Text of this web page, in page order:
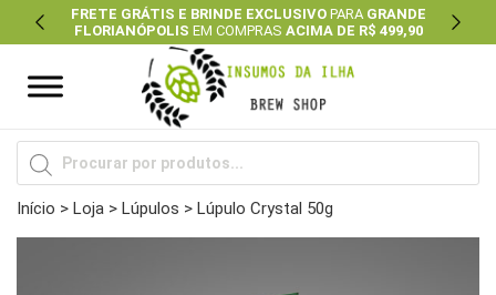
FRETE GRÁTIS E BRINDE EXCLUSIVOPARA GRANDE
FLORIANÓPOLIS EM COMPRAS ACIMA DE R$ 499,90
Previous Next
Pesquisar
produtos
Início > Loja > Lúpulos > Lúpulo Crystal 50g